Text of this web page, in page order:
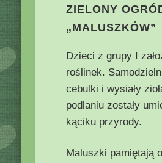
ZIELONY
„MALUSZKÓW”
Dzieci z grupy I
roślinek.
cebulki i wysiały
podlaniu zostały
kąciku przyrody.
Maluszki pamiętają